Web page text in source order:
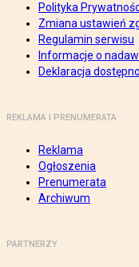
Polityka
Zmiana ustawień
Regulamin serwisu
Informacje o
Deklaracja
REKLAMA I PRENUMERATA
Reklama
Ogłoszenia
Prenumerata
Archiwum
PARTNERZY